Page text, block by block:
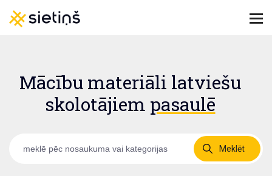
Mācību materiāli latviešu
skolotājiem pasaulē
Meklēt